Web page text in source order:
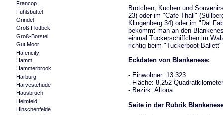
Francop
Fuhlsbüttel
Grindel
Groß Flottbek
Groß-Borstel
Gut Moor
Hafencity
Hamm
Hammerbrook
Harburg
Harvestehude
Hausbruch
Heimfeld
Hinschenfelde
Brötchen, Kuchen und
23) oder im "Café Thali"
Klingenberg 34) oder im "Dal
bekommt man an den
einmal Tuckerschiffchen im
richtig beim "Tuckerboot-
Eckdaten von Blankenese:
- Einwohner: 13.323
- Fläche: 8,252 Quadratkilometer
- Bezirk: Altona
Seite in der Rubrik